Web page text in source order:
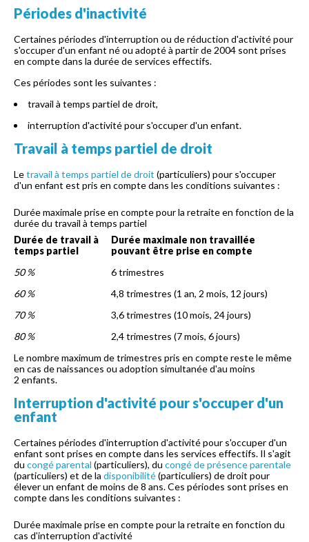
Périodes d'inactivité
Certaines périodes d'interruption ou de réduction d'activité pour
s'occuper d'un enfant né ou adopté à partir de 2004 sont prises
en compte dans la durée de services effectifs.
Ces périodes sont les suivantes :
travail à temps partiel de droit,
interruption d'activité pour s'occuper d'un enfant.
Travail à temps partiel de droit
Letravail à temps partiel de droit (particuliers) pour s'occuper
d'un enfant est pris en compte dans les conditions suivantes :
Durée maximale prise en compte pour la retraite en fonction de la
durée du travail à temps partiel
Durée de travail à
temps partiel
Durée maximale non travaillée
pouvant être prise en compte
50 %
6 trimestres
60 %
4,8 trimestres (1 an, 2 mois, 12 jours)
70 %
3,6 trimestres (10 mois, 24 jours)
80 %
2,4 trimestres (7 mois, 6 jours)
Le nombre maximum de trimestres pris en compte reste le même
en cas de naissances ou adoption simultanée d'au moins
2 enfants.
Interruption d'activité pour s'occuper d'un
enfant
Certaines périodes d'interruption d'activité pour s'occuper d'un
enfant sont prises en compte dans les services effectifs. Il s'agit
du congé parental (particuliers), du congé de présence parentale
(particuliers) et de la disponibilité(particuliers) de droit pour
élever un enfant de moins de 8 ans. Ces périodes sont prises en
compte dans les conditions suivantes :
Durée maximale prise en compte pour la retraite en fonction du
cas d'interruption d'activité